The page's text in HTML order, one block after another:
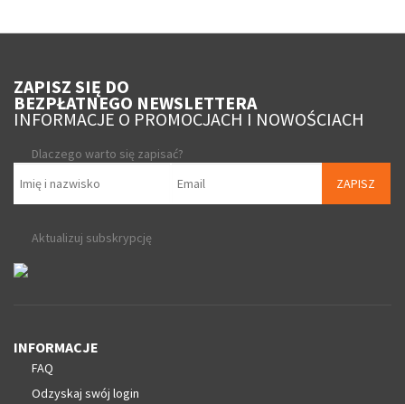
ZAPISZ SIĘ DO
BEZPŁATNEGO NEWSLETTERA
INFORMACJE O PROMOCJACH I NOWOŚCIACH
Dlaczego warto się zapisać?
ZAPISZ
Aktualizuj subskrypcję
INFORMACJE
FAQ
Odzyskaj swój login